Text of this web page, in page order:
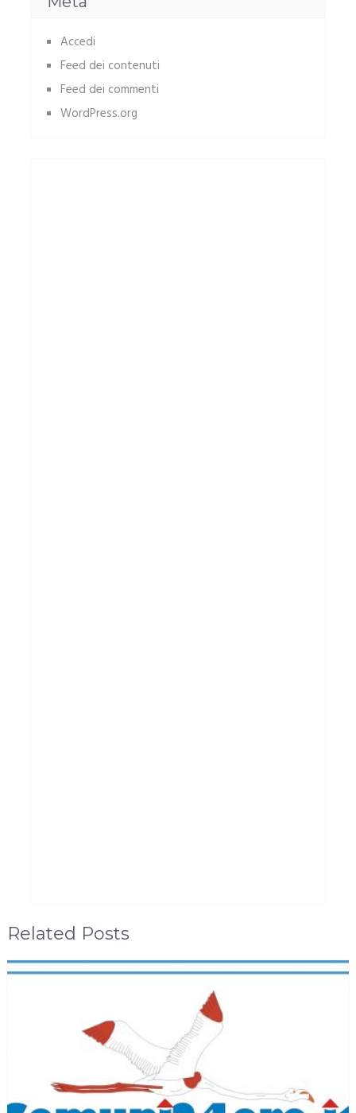
Accedi
Feed dei contenuti
Feed dei commenti
WordPress.org
Related Posts